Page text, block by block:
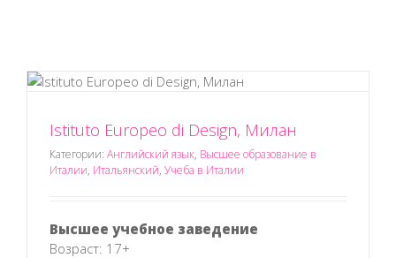
Istituto Europeo di Design, Милан
Категории: Английский язык, Высшее образование в
Италии, Итальянский, Учеба в Италии
Высшее учебное заведение
Возраст: 17+